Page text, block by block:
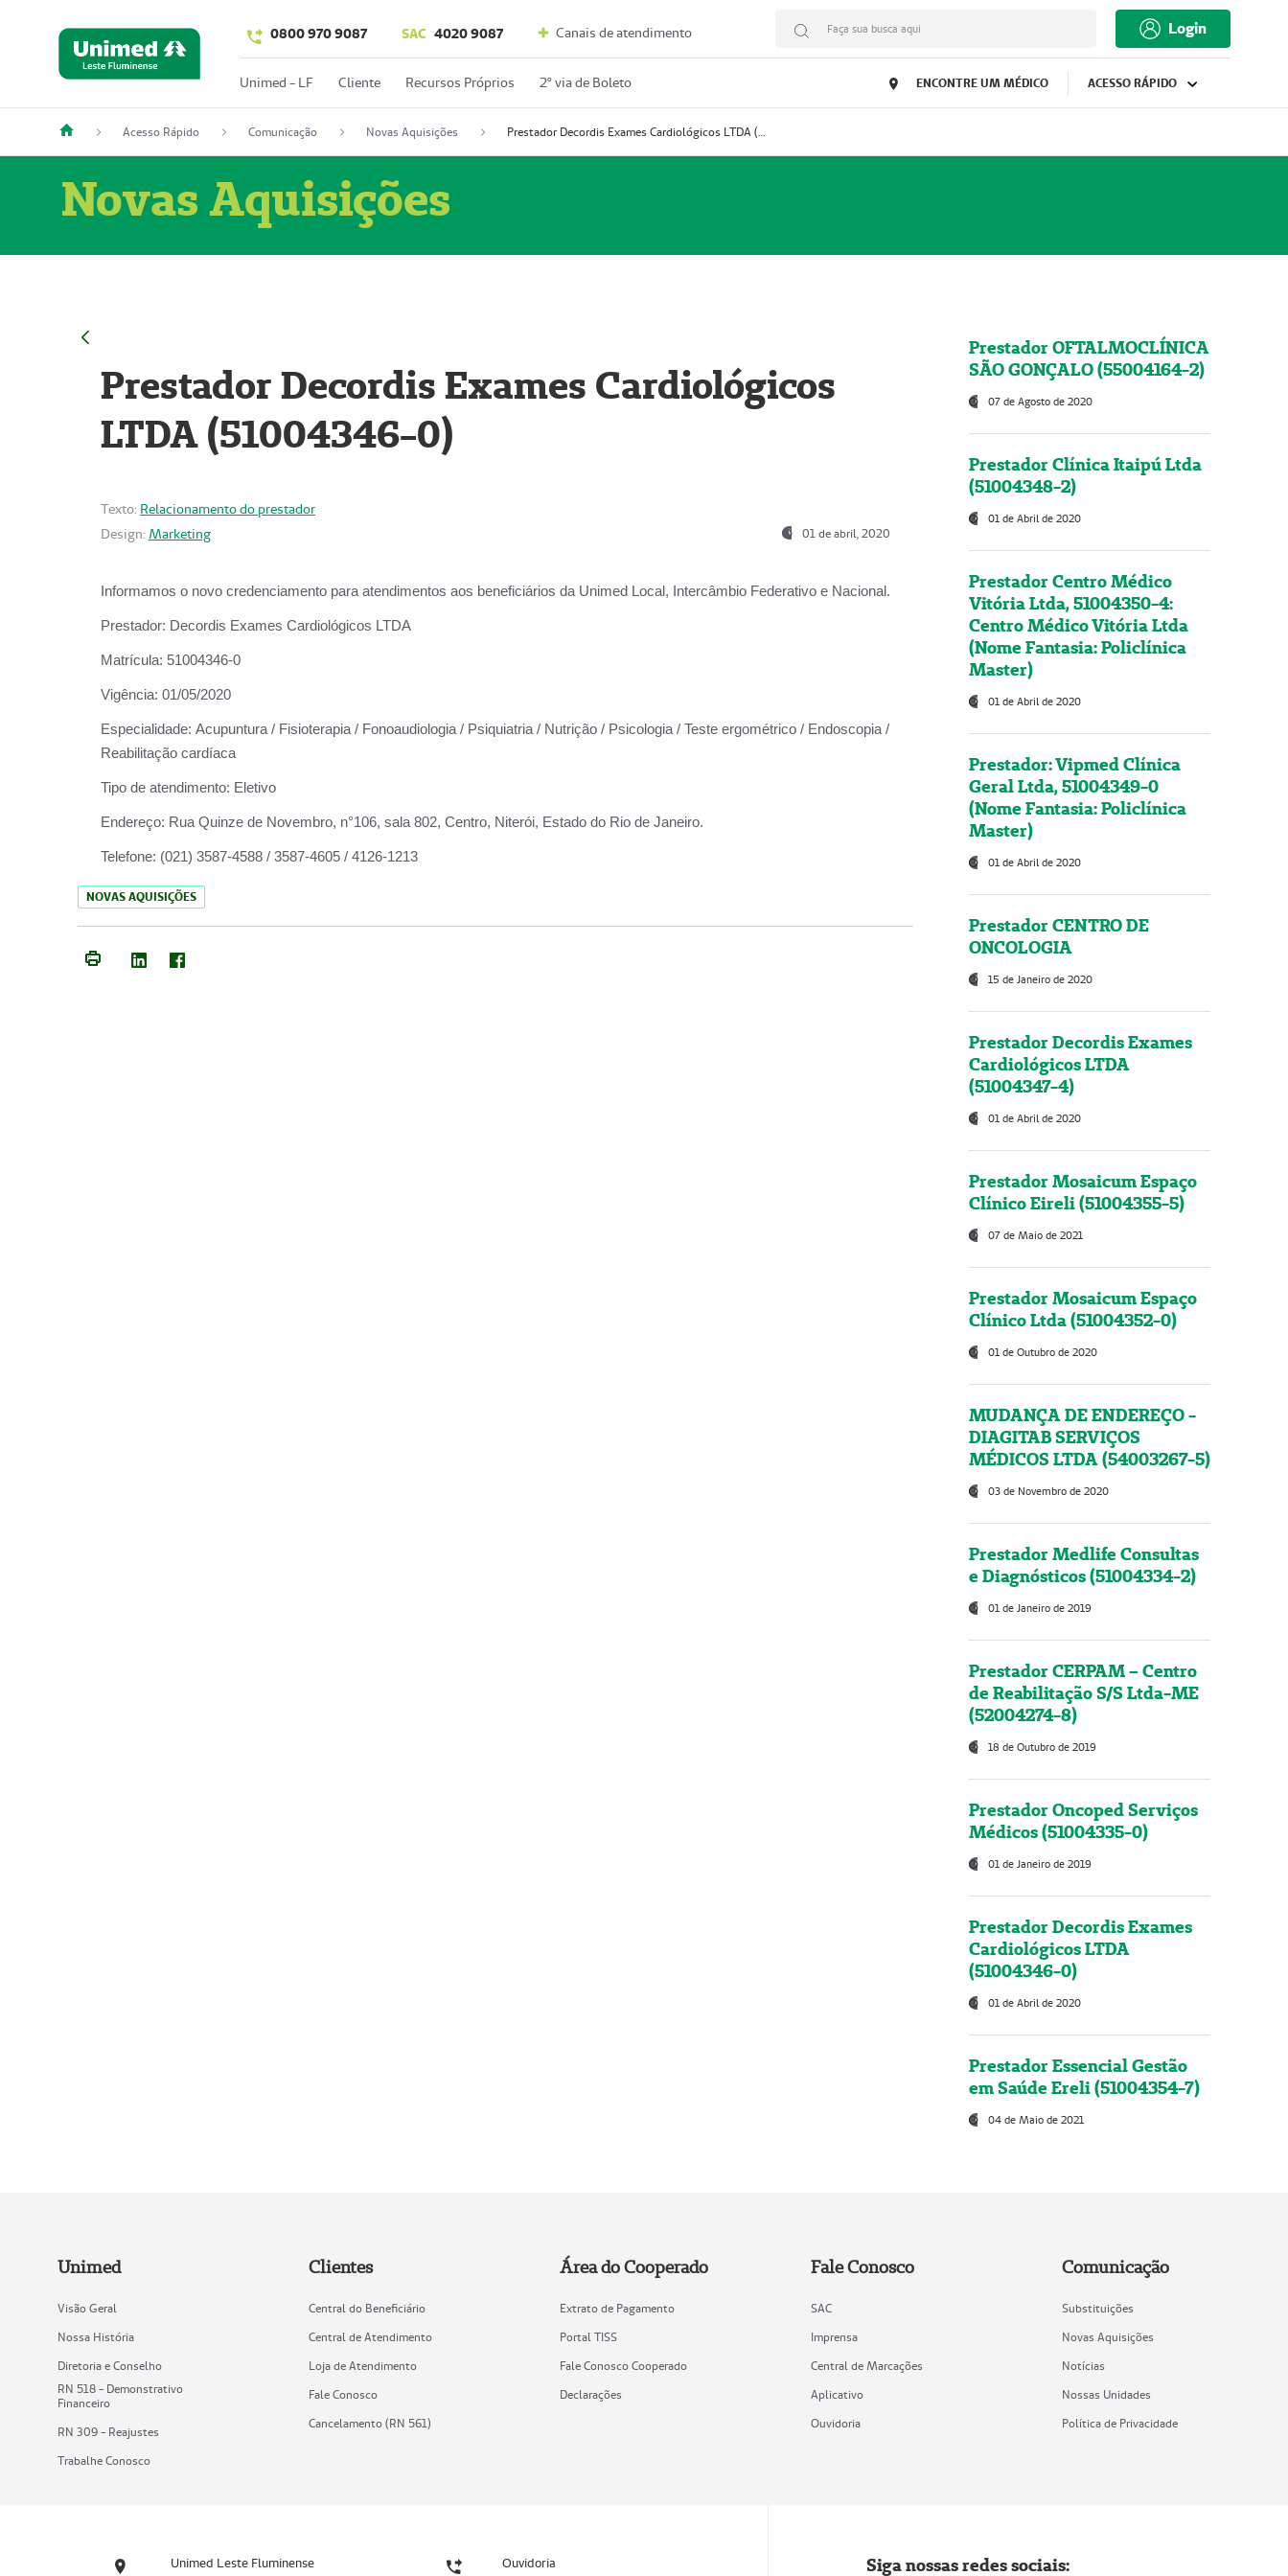
0800 970 9087 SAC 4020 9087 Canais de atendimento Faça sua busca aqui Login
Unimed - LF Cliente Recursos Próprios 2º via de Boleto ENCONTRE UM MÉDICO ACESSO RÁPIDO
Acesso Rápido Comunicação Novas Aquisições Prestador Decordis Exames Cardiológicos LTDA (51004346-0)
Novas Aquisições
Prestador Decordis Exames Cardiológicos
LTDA (51004346-0)
Texto: Relacionamento do prestador
Design: Marketing 01 de abril, 2020
Informamos o novo credenciamento para atendimentos aos beneficiários da Unimed Local, Intercâmbio Federativo e Nacional.
Prestador: Decordis Exames Cardiológicos LTDA
Matrícula: 51004346-0
Vigência: 01/05/2020
Especialidade: Acupuntura / Fisioterapia / Fonoaudiologia / Psiquiatria / Nutrição / Psicologia / Teste ergométrico / Endoscopia /
Reabilitação cardíaca
Tipo de atendimento: Eletivo
Endereço: Rua Quinze de Novembro, n°106, sala 802, Centro, Niterói, Estado do Rio de Janeiro.
Telefone: (021) 3587-4588 / 3587-4605 / 4126-1213
NOVAS AQUISIÇÕES
Prestador OFTALMOCLÍNICA
SÃO GONÇALO (55004164-2)
07 de Agosto de 2020
Prestador Clínica Itaipú Ltda
(51004348-2)
01 de Abril de 2020
Prestador Centro Médico
Vitória Ltda, 51004350-4:
Centro Médico Vitória Ltda
(Nome Fantasia: Policlínica
Master)
01 de Abril de 2020
Prestador: Vipmed Clínica
Geral Ltda, 51004349-0
(Nome Fantasia: Policlínica
Master)
01 de Abril de 2020
Prestador CENTRO DE
ONCOLOGIA
15 de Janeiro de 2020
Prestador Decordis Exames
Cardiológicos LTDA
(51004347-4)
01 de Abril de 2020
Prestador Mosaicum Espaço
Clínico Eireli (51004355-5)
07 de Maio de 2021
Prestador Mosaicum Espaço
Clínico Ltda (51004352-0)
01 de Outubro de 2020
MUDANÇA DE ENDEREÇO -
DIAGITAB SERVIÇOS
MÉDICOS LTDA (54003267-5)
03 de Novembro de 2020
Prestador Medlife Consultas
e Diagnósticos (51004334-2)
01 de Janeiro de 2019
Prestador CERPAM – Centro
de Reabilitação S/S Ltda-ME
(52004274-8)
18 de Outubro de 2019
Prestador Oncoped Serviços
Médicos (51004335-0)
01 de Janeiro de 2019
Prestador Decordis Exames
Cardiológicos LTDA
(51004346-0)
01 de Abril de 2020
Prestador Essencial Gestão
em Saúde Ereli (51004354-7)
04 de Maio de 2021
Unimed
Visão Geral
Nossa História
Diretoria e Conselho
RN 518 - Demonstrativo
Financeiro
RN 309 - Reajustes
Trabalhe Conosco
Clientes
Central do Beneficiário
Central de Atendimento
Loja de Atendimento
Fale Conosco
Cancelamento (RN 561)
Área do Cooperado
Extrato de Pagamento
Portal TISS
Fale Conosco Cooperado
Declarações
Fale Conosco
SAC
Imprensa
Central de Marcações
Aplicativo
Ouvidoria
Comunicação
Substituições
Novas Aquisições
Notícias
Nossas Unidades
Política de Privacidade
Unimed Leste Fluminense Ouvidoria Siga nossas redes sociais: